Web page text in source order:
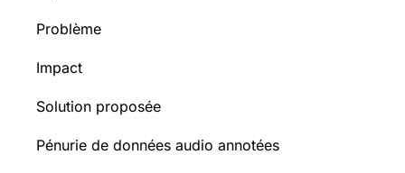
Problème
Impact
Solution proposée
Pénurie de données audio annotées